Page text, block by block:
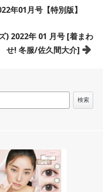
年01月号【特別版】
) 2022年 01 月号 [着まわ
せ! 冬服/佐久間大介]
検索